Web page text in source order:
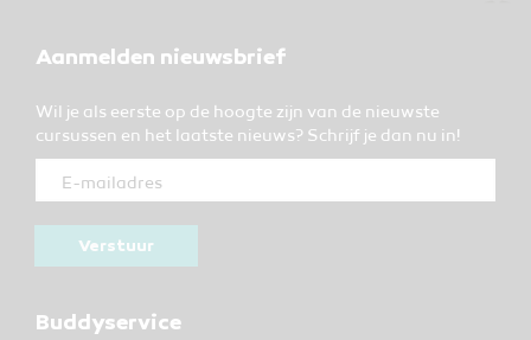
Aanmelden nieuwsbrief
Wil je als eerste op de hoogte zijn van de nieuwste
cursussen en het laatste nieuws? Schrijf je dan nu in!
Verstuur
Buddyservice